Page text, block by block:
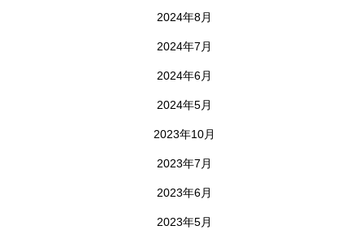
2024年8月
2024年7月
2024年6月
2024年5月
2023年10月
2023年7月
2023年6月
2023年5月